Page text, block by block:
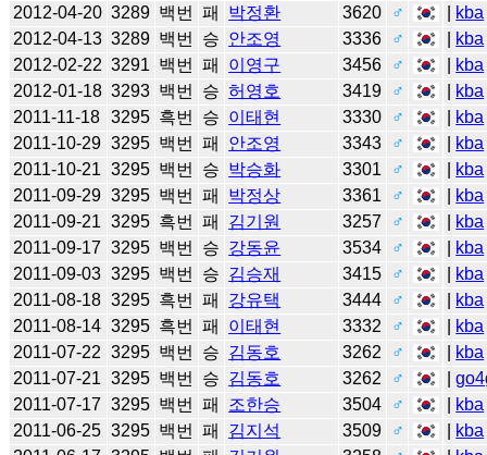
2012-04-20 3289 백번 패 박정환 3620 ♂ kba
2012-04-13 3289 백번 승 안조영 3336 ♂ kba
2012-02-22 3291 백번 패 이영구 3456 ♂ kba
2012-01-18 3293 백번 승 허영호 3419 ♂ kba
2011-11-18 3295 흑번 승 이태현 3330 ♂ kba
2011-10-29 3295 백번 패 안조영 3343 ♂ kba
2011-10-21 3295 백번 승 박승화 3301 ♂ kba
2011-09-29 3295 백번 패 박정상 3361 ♂ kba
2011-09-21 3295 흑번 패 김기원 3257 ♂ kba
2011-09-17 3295 백번 승 강동윤 3534 ♂ kba
2011-09-03 3295 백번 승 김승재 3415 ♂ kba
2011-08-18 3295 흑번 패 강유택 3444 ♂ kba
2011-08-14 3295 흑번 패 이태현 3332 ♂ kba
2011-07-22 3295 백번 승 김동호 3262 ♂ kba
2011-07-21 3295 백번 승 김동호 3262 ♂ |
2011-07-17 3295 백번 패 조한승 3504 ♂ kba
2011-06-25 3295 백번 패 김지석 3509 ♂ kba